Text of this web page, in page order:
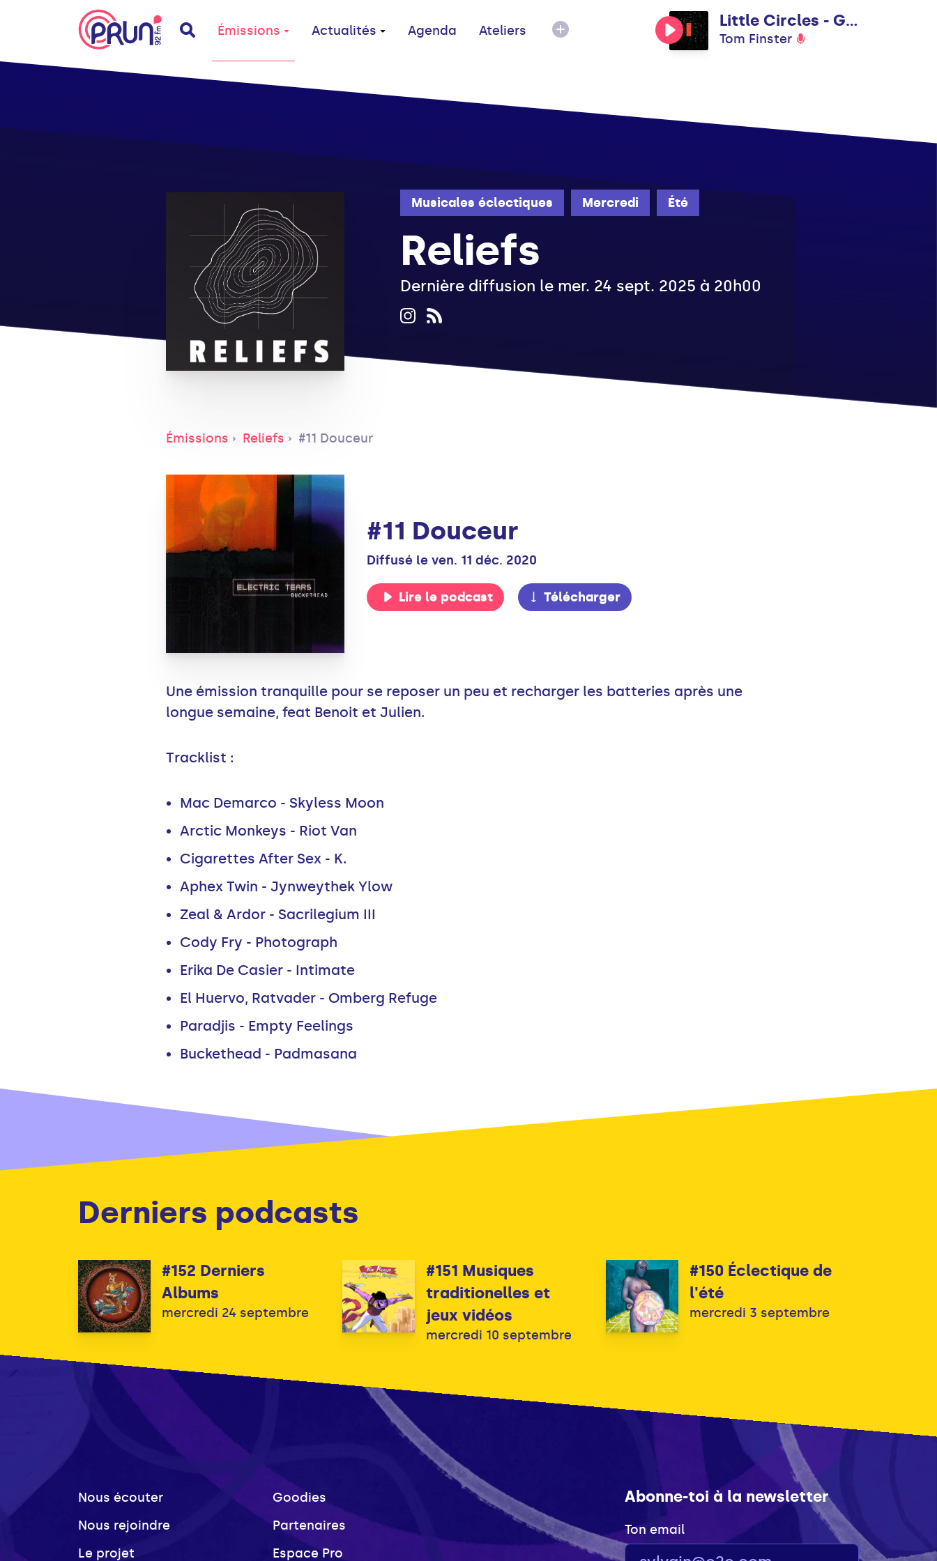
Émissions Actualités Agenda Ateliers
Little Circles - Gyrofield Aerobic Mix
Tom Finster
Musicales éclectiques Mercredi Été
Reliefs
Dernière diffusion le mer. 24 sept. 2025 à 20h00
Émissions Reliefs #11 Douceur
#11 Douceur
Diffusé le ven. 11 déc. 2020
Lire le podcast Télécharger
Une émission tranquille pour se reposer un peu et recharger les batteries après une
longue semaine, feat Benoit et Julien.
Tracklist :
Mac Demarco - Skyless Moon
Arctic Monkeys - Riot Van
Cigarettes After Sex - K.
Aphex Twin - Jynweythek Ylow
Zeal & Ardor - Sacrilegium III
Cody Fry - Photograph
Erika De Casier - Intimate
El Huervo, Ratvader - Omberg Refuge
Paradjis - Empty Feelings
Buckethead - Padmasana
Derniers podcasts
#152 Derniers
Albums
mercredi 24 septembre
#151 Musiques
traditionelles et
jeux vidéos
mercredi 10 septembre
#150 Éclectique de
l'été
mercredi 3 septembre
Nous écouter
Nous rejoindre
Le projet
Goodies
Partenaires
Espace Pro
Abonne-toi à la newsletter
Ton email